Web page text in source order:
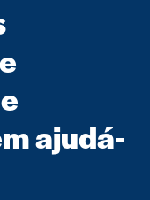
ajudá-